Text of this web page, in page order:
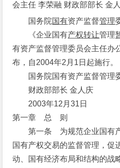
会主任 李荣融 财政部部长 金
国务院国有资产监督管理
《企业国有产权转让管理
有资产监督管理委员会主任办
布，自2004年2月1日起施行。
国务院国有资产监督管理
财政部部长 金人庆
2003年12月31日
第一章 总 则
第一条 为规范企业国有产
国有产权交易的监督管理，促
动、国有经济布局和结构的战